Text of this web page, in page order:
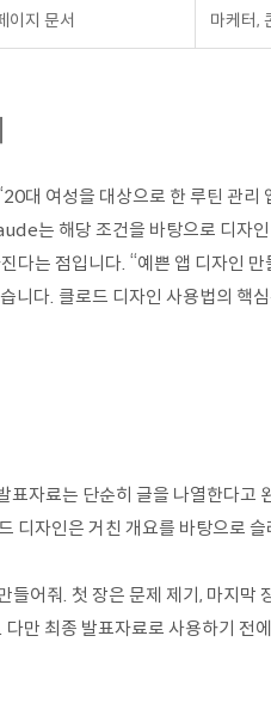
이지 문서 마케터,
대 여성을 대상으로 한 루틴 관리
는 해당 조건을 바탕으로 디자
는 점입니다. “예쁜 앱 디자인 만
니다. 클로드 디자인 사용법의 핵
표자료는 단순히 글을 나열한다고
디자인은 거친 개요를 바탕으로
어줘. 첫 장은 문제 제기, 마지막
만 최종 발표자료로 사용하기 전